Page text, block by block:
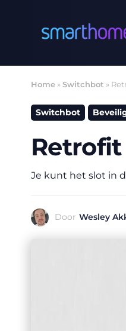
Home »Switchbot »
Switchbot
Je kunt het slot in
Door Wesley